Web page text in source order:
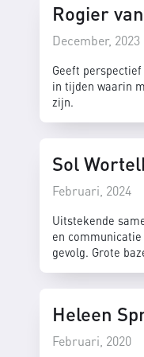
Rogier
December, 2023
Geeft
in tijden waarin
zijn.
Sol
Februari, 2024
Uitstekende
en
gevolg. Grote
Heleen
Februari, 2020